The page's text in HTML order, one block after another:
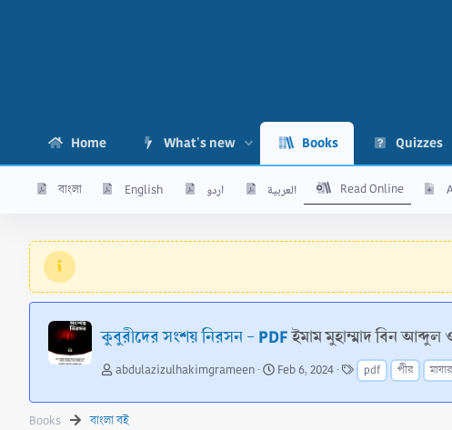
Home What's new Books Quizzes
বাংলা English اردو العربية Read Online
কুবুরীদের সংশয় নিরসন - PDFইমাম মুহাম্মাদ বিন
A
t
h
abdulazizulhakimgrameen
C
e
Feb 6, 2024
T
a
g
pdf পীর মাযার
Books বাংলা বই